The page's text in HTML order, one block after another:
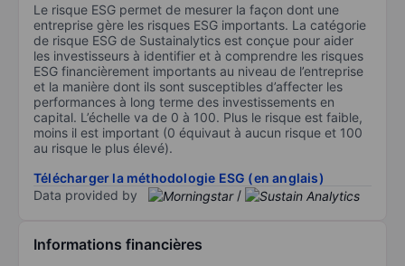
Le risque ESG permet de mesurer la façon dont une
entreprise gère les risques ESG importants. La catégorie
de risque ESG de Sustainalytics est conçue pour aider
les investisseurs à identifier et à comprendre les risques
ESG financièrement importants au niveau de l’entreprise
et la manière dont ils sont susceptibles d’affecter les
performances à long terme des investissements en
capital. L’échelle va de 0 à 100. Plus le risque est faible,
moins il est important (0 équivaut à aucun risque et 100
au risque le plus élevé).
Télécharger la méthodologie ESG (en anglais)
Data provided by
/
Informations financières